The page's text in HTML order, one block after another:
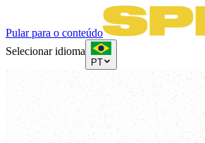
Pular para o conteúdo
Selecionar idioma
PT